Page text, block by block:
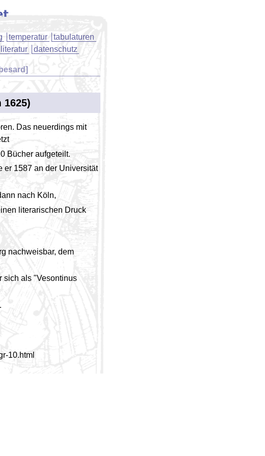
temperatur
tabulaturen
literatur datenschutz
1625)
Das neuerdings mit
Bücher aufgeteilt.
er 1587 an der Universität
nach Köln,
literarischen Druck
nachweisbar, dem
sich als "Vesontinus
10.html